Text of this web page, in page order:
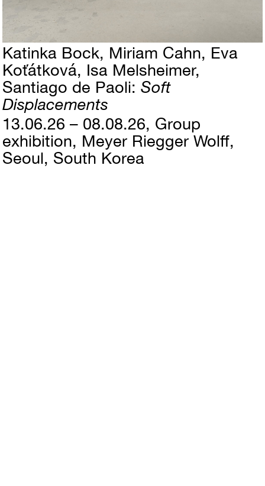
Katinka Bock Miriam Cahn Eva
Koťátková Isa Melsheimer
Santiago de Paoli Soft
Displacements
13.06.26 – 08.08.26 Group
exhibition Meyer Riegger Wolff,
Seoul, South Korea